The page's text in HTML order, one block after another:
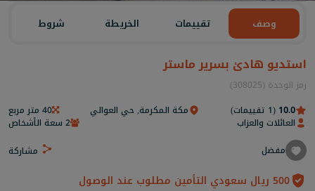
وصف تقييمات الخريطة شروط
استديو هادئ بسرير ماستر
رمز الوحدة (308025)
10.0 (1 تقييمات) مكة المكرمة, حي العوالي
40 متر مربع
العائلات والعزاب
2 سعة الأشخاص
مفضل
مشاركة
500 ريال سعودي التأمين مطلوب عند الوصول